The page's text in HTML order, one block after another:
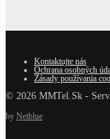
Kontaktujte nás
Ochrana osobných
Zásady používania
© 2026 MMTel.Sk -
by Netblue